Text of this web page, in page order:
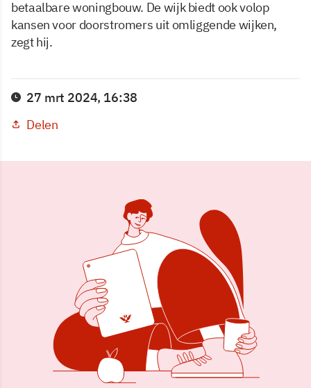
betaalbare woningbouw. De wijk biedt ook volop
kansen voor doorstromers uit omliggende wijken,
zegt hij.
27 mrt 2024, 16:38
Delen